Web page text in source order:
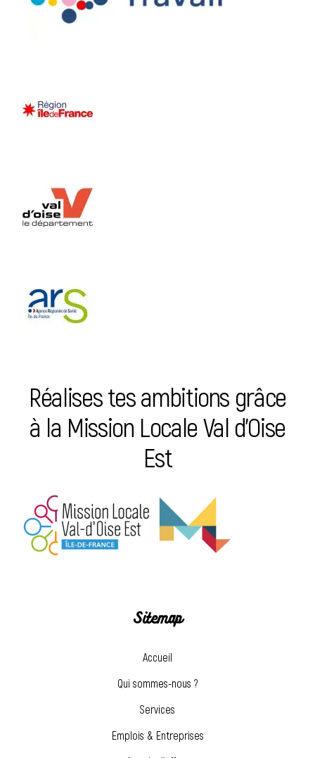
Réalises tes ambitions grâce
à la Mission Locale Val d’Oise
Est
Sitemap
Accueil
Qui sommes-nous ?
Services
Emplois & Entreprises